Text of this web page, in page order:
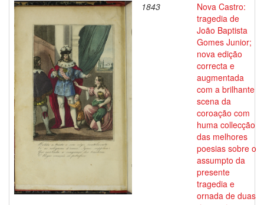
1843
Nova Castro:
tragedia de
João Baptista
Gomes Junior;
nova edição
correcta e
augmentada
com a brilhante
scena da
coroação com
huma collecção
das melhores
poesias sobre o
assumpto da
presente
tragedia e
ornada de duas